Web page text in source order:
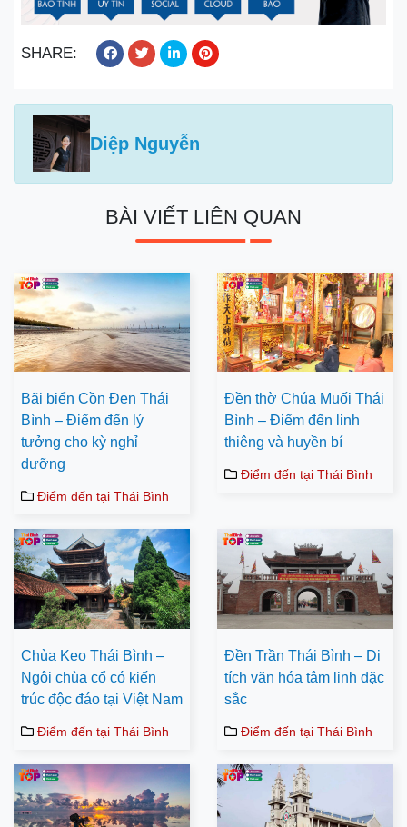
SHARE:
Diệp Nguyễn
BÀI VIẾT LIÊN QUAN
Bãi biển Cồn Đen Thái
Bình – Điểm đến lý
tưởng cho kỳ nghỉ
dưỡng
Điểm đến tại Thái Bình
Đền thờ Chúa Muối Thái
Bình – Điểm đến linh
thiêng và huyền bí
Điểm đến tại Thái Bình
Chùa Keo Thái Bình –
Ngôi chùa cổ có kiến
trúc độc đáo tại Việt Nam
Điểm đến tại Thái Bình
Đền Trần Thái Bình – Di
tích văn hóa tâm linh đặc
sắc
Điểm đến tại Thái Bình